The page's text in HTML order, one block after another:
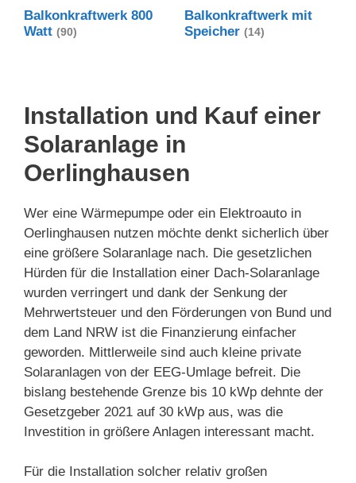
Balkonkraftwerk 800
Watt (90)
Balkonkraftwerk mit
Speicher (14)
Installation und Kauf einer
Solaranlage in
Oerlinghausen
Wer eine Wärmepumpe oder ein Elektroauto in
Oerlinghausen nutzen möchte denkt sicherlich über
eine größere Solaranlage nach. Die gesetzlichen
Hürden für die Installation einer Dach-Solaranlage
wurden verringert und dank der Senkung der
Mehrwertsteuer und den Förderungen von Bund und
dem Land NRW ist die Finanzierung einfacher
geworden. Mittlerweile sind auch kleine private
Solaranlagen von der EEG-Umlage befreit. Die
bislang bestehende Grenze bis 10 kWp dehnte der
Gesetzgeber 2021 auf 30 kWp aus, was die
Investition in größere Anlagen interessant macht.
Für die Installation solcher relativ großen